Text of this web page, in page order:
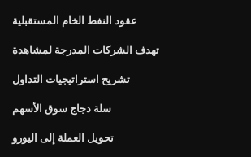
عقود النفط الخام المستقبلية
تهدف الشركات المدرجة لمشاهدة
تشريح استراتيجيات التداول
سلة دجاج سوق الأسهم
تحويل العملة إلى اليورو